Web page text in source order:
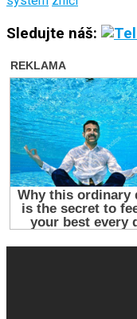
Sledujte náš: